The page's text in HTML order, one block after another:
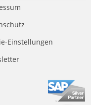
Einstellungen